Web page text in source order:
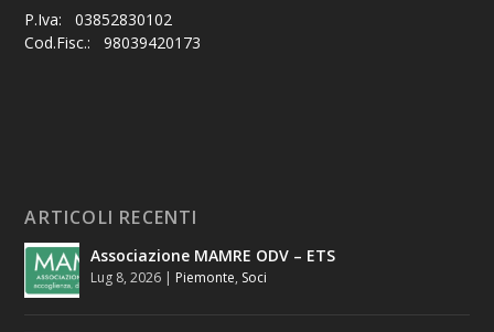
P.Iva: 03852830102
Cod.Fisc.: 98039420173
ARTICOLI RECENTI
Associazione MAMRE ODV – ETS
Lug 8, 2026 | Piemonte, Soci